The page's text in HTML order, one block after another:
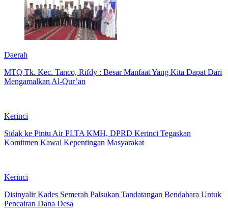
Daerah
MTQ Tk. Kec. Tanco, Rifdy : Besar Manfaat Yang Kita Dapat Dari
Mengamalkan Al-Qur’an
Kerinci
Sidak ke Pintu Air PLTA KMH, DPRD Kerinci Tegaskan
Komitmen Kawal Kepentingan Masyarakat
Kerinci
Disinyalir Kades Semerah Palsukan Tandatangan Bendahara Untuk
Pencairan Dana Desa